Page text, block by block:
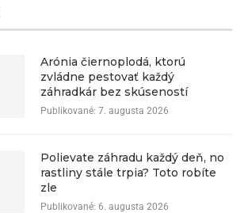
Arónia čiernoplodá, ktorú
zvládne pestovať každý
záhradkár bez skúseností
Publikované: 7. augusta 2026
Polievate záhradu každý deň, no
rastliny stále trpia? Toto robíte
zle
Publikované: 6. augusta 2026